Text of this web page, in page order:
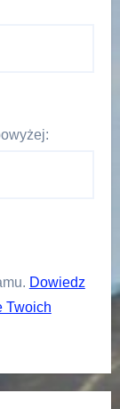
Dowiedz
Twoich